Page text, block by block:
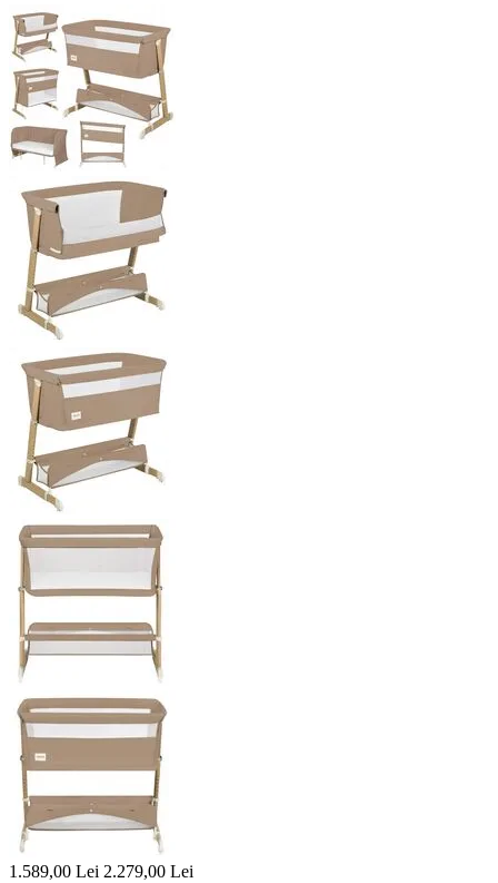
1.589,00 Lei 2.279,00 Lei